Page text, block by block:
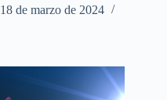
18 de marzo de 2024